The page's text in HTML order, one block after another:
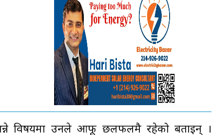
विषयमा उनले आफू छलफलमै रहेको बताइन् ।